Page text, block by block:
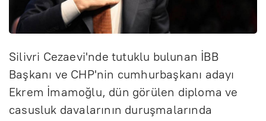
Silivri Cezaevi'nde tutuklu bulunan İBB
Başkanı ve CHP'nin cumhurbaşkanı adayı
Ekrem İmamoğlu, dün görülen diploma ve
casusluk davalarının duruşmalarında